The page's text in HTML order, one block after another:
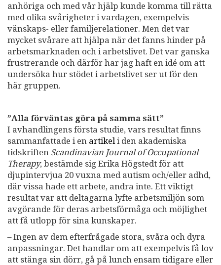
anhöriga och med vår hjälp kunde komma till rätta
med olika svårigheter i vardagen, exempelvis
vänskaps- eller familjerelationer. Men det var
mycket svårare att hjälpa när det fanns hinder på
arbetsmarknaden och i arbetslivet. Det var ganska
frustrerande och därför har jag haft en idé om att
undersöka hur stödet i arbetslivet ser ut för den
här gruppen.
”Alla förväntas göra på samma sätt”
I avhandlingens första studie, vars resultat finns
sammanfattade i en artikel i den akademiska
tidskriften Scandinavian Journal of Occupational
Therapy, bestämde sig Erika Högstedt för att
djupintervjua 20 vuxna med autism och/eller adhd,
där vissa hade ett arbete, andra inte. Ett viktigt
resultat var att deltagarna lyfte arbetsmiljön som
avgörande för deras arbetsförmåga och möjlighet
att få utlopp för sina kunskaper.
– Ingen av dem efterfrågade stora, svåra och dyra
anpassningar. Det handlar om att exempelvis få lov
att stänga sin dörr, gå på lunch ensam tidigare eller